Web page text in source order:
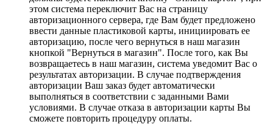
этом система переключит Вас на страницу
авторизационного сервера, где Вам будет предложено
ввести данные пластиковой карты, инициировать ее
авторизацию, после чего вернуться в наш магазин
кнопкой "Вернуться в магазин". После того, как Вы
возвращаетесь в наш магазин, система уведомит Вас о
результатах авторизации. В случае подтверждения
авторизации Ваш заказ будет автоматически
выполняться в соответствии с заданными Вами
условиями. В случае отказа в авторизации карты Вы
сможете повторить процедуру оплаты.